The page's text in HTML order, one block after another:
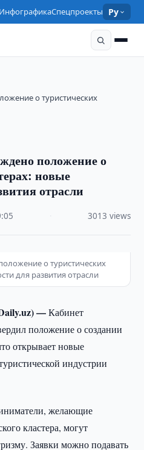
ИнфографикаСпецпроекты Ру
о туристических
положение о
новые
отрасли
3013 views
о туристических
для развития отрасли
—Кабинет
положение о создании
открывает новые
индустрии
желающие
кластера, могут
Заявки можно подавать